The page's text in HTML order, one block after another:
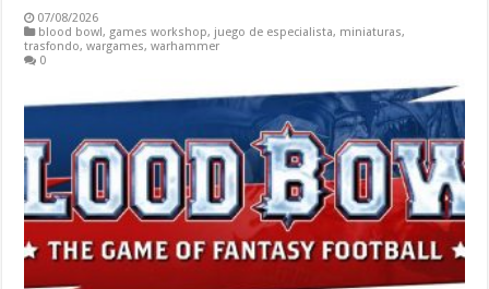
07/08/2026
blood bowl, games workshop, juego de especialista, miniaturas,
trasfondo,wargames,warhammer
0